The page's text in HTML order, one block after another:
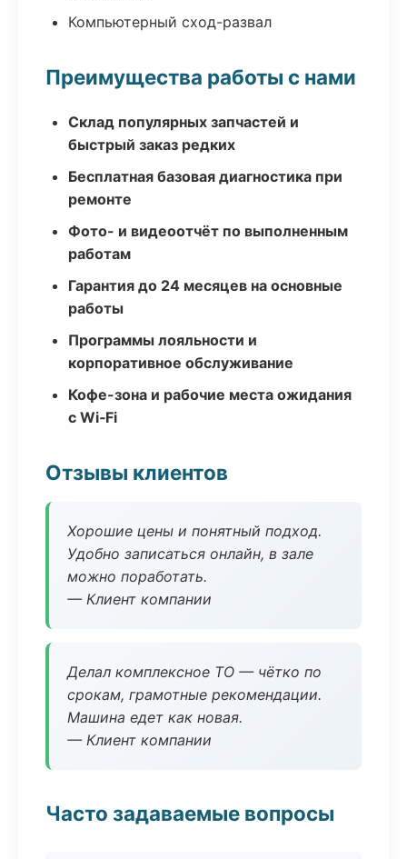
Компьютерный сход-развал
Преимущества работы с нами
Склад популярных запчастей и
быстрый заказ редких
Бесплатная базовая диагностика при
ремонте
Фото- и видеоотчёт по выполненным
работам
Гарантия до 24 месяцев на основные
работы
Программы лояльности и
корпоративное обслуживание
Кофе-зона и рабочие места ожидания
с Wi‑Fi
Отзывы клиентов
Хорошие цены и понятный подход.
Удобно записаться онлайн, в зале
можно поработать.
— Клиент компании
Делал комплексное ТО — чётко по
срокам, грамотные рекомендации.
Машина едет как новая.
— Клиент компании
Часто задаваемые вопросы